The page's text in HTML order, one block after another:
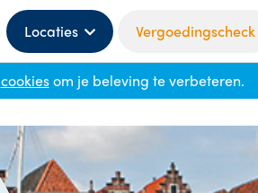
Locaties Vergoedingscheck
cookiesom je beleving te verbeteren.